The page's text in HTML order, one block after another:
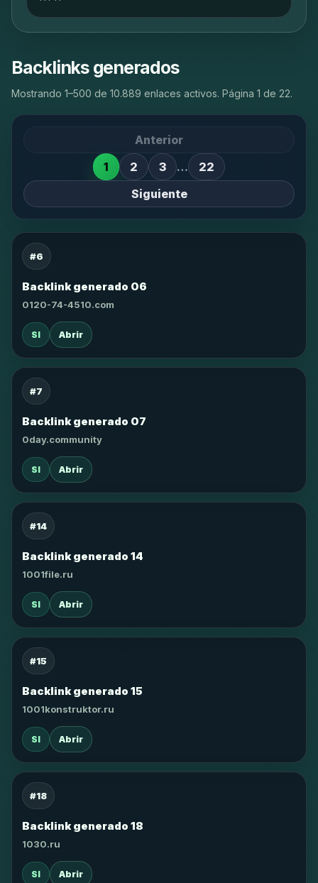
Backlinks generados
Mostrando 1–500 de 10.889 enlaces activos. Página 1 de 22.
Anterior
1
2 3 …
22
Siguiente
#6
Backlink generado 06
0120-74-4510.com
SI Abrir
#7
Backlink generado 07
0day.community
SI Abrir
#14
Backlink generado 14
1001file.ru
SI Abrir
#15
Backlink generado 15
1001konstruktor.ru
SI Abrir
#18
Backlink generado 18
1030.ru
SI Abrir